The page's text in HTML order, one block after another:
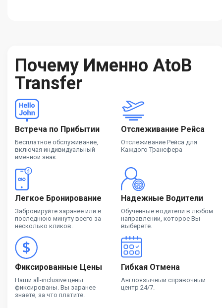
Почему Именно AtoB
Transfer
Встреча по Прибытии
Бесплатное обслуживание,
включая индивидуальный
именной знак.
Отслеживание Рейса
Отслеживание Рейса для
Каждого Трансфера
Легкое Бронирование
Забронируйте заранее или в
последнюю минуту всего за
несколько кликов.
Надежные Водители
Обученные водители в любом
направлении, которое Вы
выберете.
Фиксированные Цены
Наши all-inclusive цены
фиксированы. Вы заранее
знаете, за что платите.
Гибкая Отмена
Англоязычный справочный
центр 24/7.